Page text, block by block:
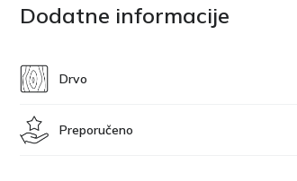
Dodatne informacije
Drvo
Preporučeno